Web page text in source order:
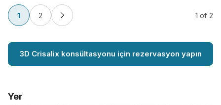
1 2 1 of 2
3D Crisalix konsültasyonu için rezervasyon yapın
Yer